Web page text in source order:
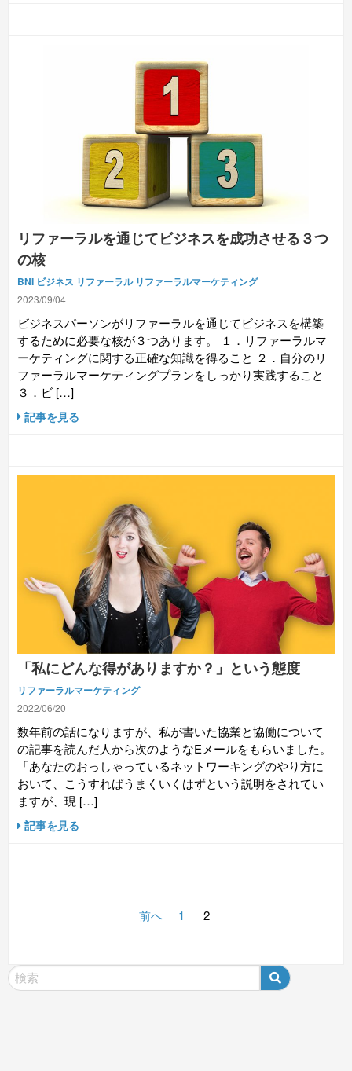
リファーラルを通じてビジネスを成功させる３つ
の核
BNI ビジネス リファーラル リファーラルマーケティング
2023/09/04
ビジネスパーソンがリファーラルを通じてビジネスを構築
するために必要な核が３つあります。 １．リファーラルマ
ーケティングに関する正確な知識を得ること ２．自分のリ
ファーラルマーケティングプランをしっかり実践すること
３．ビ […]
記事を見る
「私にどんな得がありますか？」という態度
リファーラルマーケティング
2022/06/20
数年前の話になりますが、私が書いた協業と協働について
の記事を読んだ人から次のようなEメールをもらいました。
「あなたのおっしゃっているネットワーキングのやり方に
おいて、こうすればうまくいくはずという説明をされてい
ますが、現 […]
記事を見る
投
の
前へ 1 2